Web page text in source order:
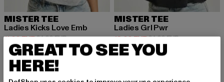
MISTER TEE
Ladies Kicks Love Emb
11,00 EUR
Derzeitiger Preis: 11,00 EUR
24,99 EURAktionspreis: 24,99 EUR
MISTER TEE
Ladies Grl Pwr
12,00 EUR
Derzeitiger Preis: 12,00 EUR
24,99 EURAktionspreis:
-44% -44%
GREAT TO SEE YOU
HERE!